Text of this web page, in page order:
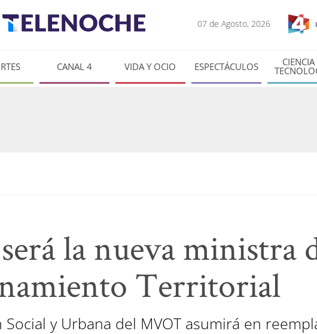
07 de Agosto, 2026
CANAL 4 VIDA Y OCIO ESPECTÁCULOS CIENCIA
la nueva ministra
Territorial
y Urbana del MVOT asumirá en